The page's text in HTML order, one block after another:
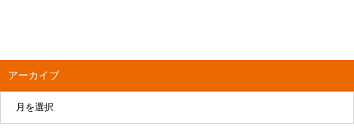
アーカイブ